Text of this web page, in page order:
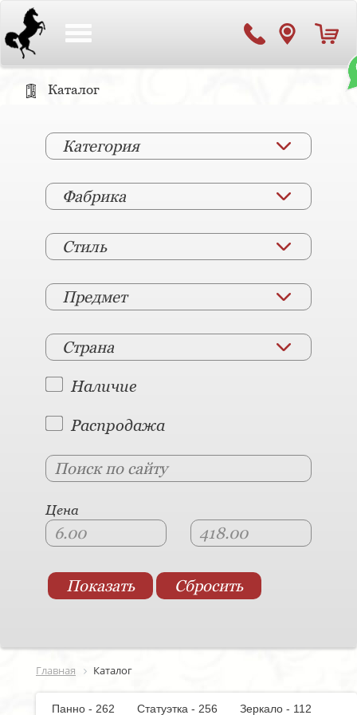
Каталог
Категория
Фабрика
Стиль
Предмет
Страна
Наличие
Распродажа
Цена
Главная Каталог
Панно - 262 Статуэтка - 256
Зеркало - 112